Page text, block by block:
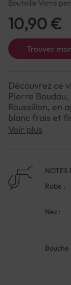
Bouteille Verre
Trouver
10,90 €
Découvrez ce
Pierre
Roussillon, en
blanc frais et
notes fruitées
pointe
parfait pour
accompagner
grillés ou
pleinement
Voir plus
NOTES
Robe :
Nez :
Bouche